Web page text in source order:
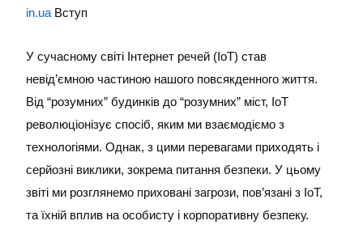
in.ua Вступ
У сучасному світі Інтернет речей (IoT) став
невід’ємною частиною нашого повсякденного життя.
Від “розумних” будинків до “розумних” міст, IoT
революціонізує спосіб, яким ми взаємодіємо з
технологіями. Однак, з цими перевагами приходять і
серйозні виклики, зокрема питання безпеки. У цьому
звіті ми розглянемо приховані загрози, пов’язані з IoT,
та їхній вплив на особисту і корпоративну безпеку.